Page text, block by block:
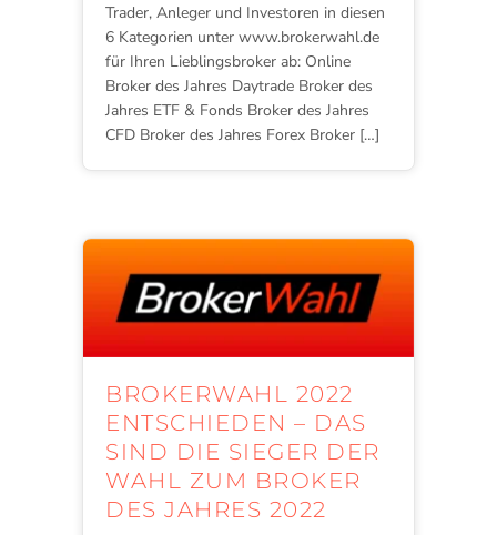
Trader, Anleger und Investoren in diesen
6 Kategorien unter www.brokerwahl.de
für Ihren Lieblingsbroker ab: Online
Broker des Jahres Daytrade Broker des
Jahres ETF & Fonds Broker des Jahres
CFD Broker des Jahres Forex Broker […]
BROKERWAHL 2022
ENTSCHIEDEN – DAS
SIND DIE SIEGER DER
WAHL ZUM BROKER
DES JAHRES 2022